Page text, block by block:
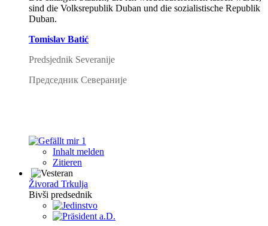
sind die Volksrepublik Duban und die sozialistische Republik
Duban.
Tomislav Batić
Predsjednik Severanije
Председник Севераније
1
Inhalt melden
Zitieren
Živorad Trkulja
Bivši predsednik